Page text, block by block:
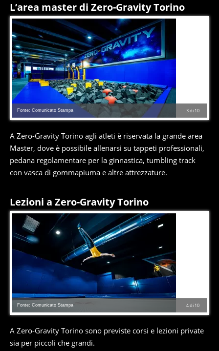
L’area master di Zero-Gravity Torino
3di 10
Fonte: Comunicato Stampa
A Zero-Gravity Torino agli atleti è riservata la grande area
Master, dove è possibile allenarsi su tappeti professionali,
pedana regolamentare per la ginnastica, tumbling track
con vasca di gommapiuma e altre attrezzature.
Lezioni a Zero-Gravity Torino
4di 10
Fonte: Comunicato Stampa
A Zero-Gravity Torino sono previste corsi e lezioni private
sia per piccoli che grandi.